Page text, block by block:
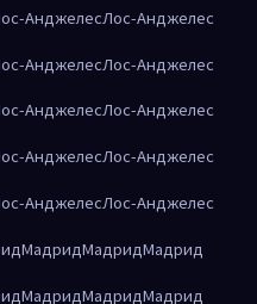
АнджелесЛос-Анджелес
АнджелесЛос-Анджелес
АнджелесЛос-Анджелес
АнджелесЛос-Анджелес
АнджелесЛос-Анджелес
МадридМадридМадрид
МадридМадридМадрид